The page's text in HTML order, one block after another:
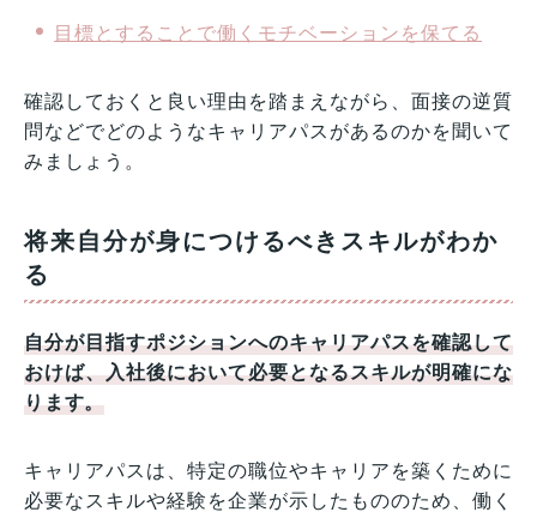
目標とすることで働くモチベーションを保てる
確認しておくと良い理由を踏まえながら、面接の逆質
問などでどのようなキャリアパスがあるのかを聞いて
みましょう。
将来自分が身につけるべきスキルがわか
る
自分が目指すポジションへのキャリアパスを確認して
おけば、入社後において必要となるスキルが明確にな
ります。
キャリアパスは、特定の職位やキャリアを築くために
必要なスキルや経験を企業が示したもののため、働く